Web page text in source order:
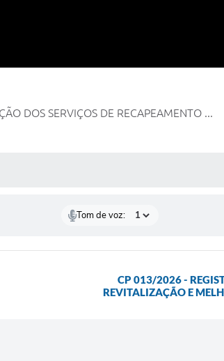
DOS SERVIÇOS DE RECAPEAMENTO ...
Tom de voz:
CP 013/2026 -
REVITALIZAÇÃO E